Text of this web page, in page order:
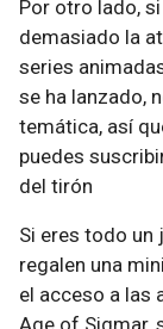
Por otro lado,
demasiado la
series
se ha lanzado,
temática, así
puedes
del tirón
Si eres todo un
regalen una
el acceso a las